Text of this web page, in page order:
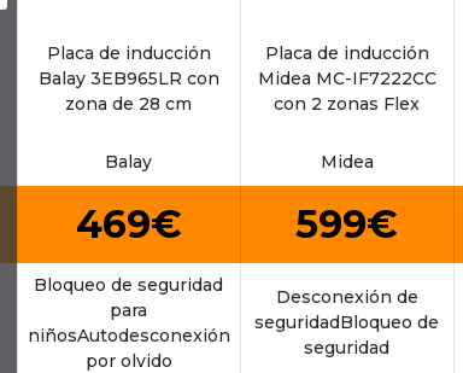
Placa de inducción
Balay 3EB965LR con
zona de 28 cm
Placa de inducción
Midea MC-IF7222CC
con 2 zonas Flex
Balay Midea
469€ 599€
Bloqueo de seguridad
para
niñosAutodesconexión
por olvido
Desconexión de
seguridadBloqueo de
seguridad